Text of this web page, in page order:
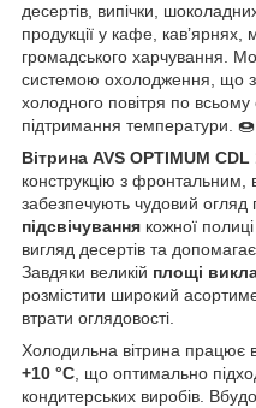
десертів, випічки,
продукції у кафе,
громадського харчування.
системою охолодження, що
холодного повітря по
підтримання температури. 🍩
Вітрина AVS OPTIMUM
конструкцію з
забезпечують чудовий огляд
підсвічування кожної
вигляд десертів та
Завдяки великій площі
розмістити широкий
втрати оглядовості.
Холодильна вітрина працює
+10 °C, що оптимально
кондитерських виробів.